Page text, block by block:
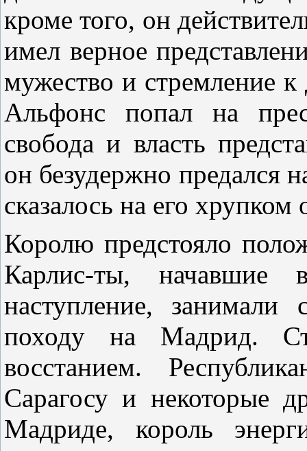
кроме того, он
имел верное
мужество и стремление
Альфонс попал на
свобода и власть
он безудержно предался
сказалось на его хрупком
Королю предстояло
Карлис-ты, начавшие
наступление,
походу на Мадрид.
восстанием.
Сарагосу и некоторые
Мадриде, король